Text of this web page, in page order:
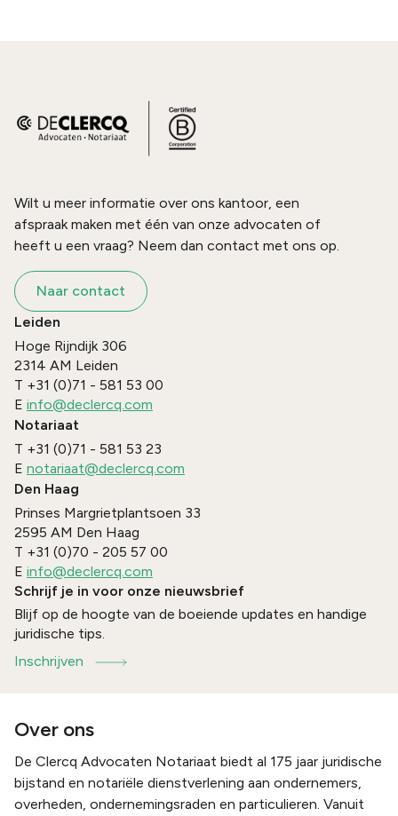
Wilt u meer informatie over ons kantoor, een
afspraak maken met één van onze advocaten of
heeft u een vraag? Neem dan contact met ons op.
Naar contact
Leiden
Hoge Rijndijk 306
2314 AM Leiden
T +31 (0)71 - 581 53 00
E info@declercq.com
Notariaat
T +31 (0)71 - 581 53 23
E notariaat@declercq.com
Den Haag
Prinses Margrietplantsoen 33
2595 AM Den Haag
T +31 (0)70 - 205 57 00
E info@declercq.com
Schrijf je in voor onze nieuwsbrief
Blijf op de hoogte van de boeiende updates en handige
juridische tips.
Inschrijven
Over ons
De Clercq Advocaten Notariaat biedt al 175 jaar juridische
bijstand en notariële dienstverlening aan ondernemers,
overheden, ondernemingsraden en particulieren. Vanuit